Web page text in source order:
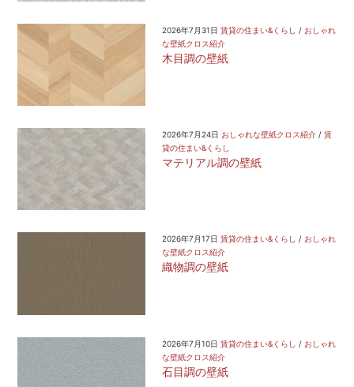
2026年7月31日 賃貸の住まい&くらし / おしゃれ
な壁紙クロス紹介
木目調の壁紙
2026年7月24日 おしゃれな壁紙クロス紹介/ 賃
貸の住まい&くらし
マテリアル調の壁紙
2026年7月17日 賃貸の住まい&くらし / おしゃれ
な壁紙クロス紹介
織物調の壁紙
2026年7月10日 賃貸の住まい&くらし / おしゃれ
な壁紙クロス紹介
石目調の壁紙